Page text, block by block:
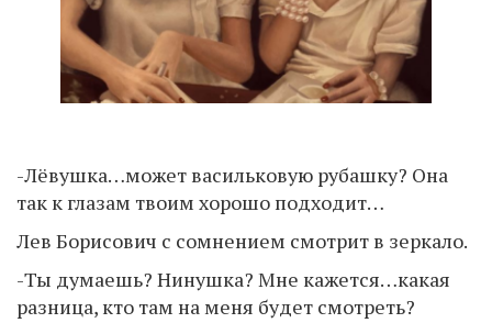
-Лёвушка…может васильковую рубашку? Она
так к глазам твоим хорошо подходит…
Лев Борисович с сомнением смотрит в зеркало.
-Ты думаешь? Нинушка? Мне кажется…какая
разница, кто там на меня будет смотреть?